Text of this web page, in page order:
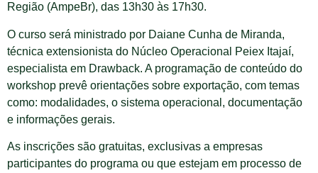
Região (AmpeBr), das 13h30 às 17h30.
O curso será ministrado por Daiane Cunha de Miranda,
técnica extensionista do Núcleo Operacional Peiex Itajaí,
especialista em Drawback. A programação de conteúdo do
workshop prevê orientações sobre exportação, com temas
como: modalidades, o sistema operacional, documentação
e informações gerais.
As inscrições são gratuitas, exclusivas a empresas
participantes do programa ou que estejam em processo de